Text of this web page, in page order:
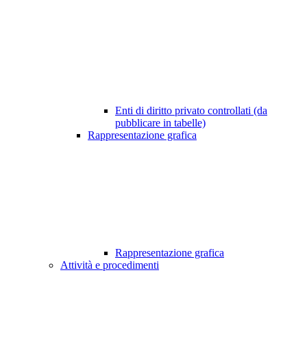
Enti di diritto privato controllati (da
pubblicare in tabelle)
Rappresentazione grafica
Rappresentazione grafica
Attività e procedimenti